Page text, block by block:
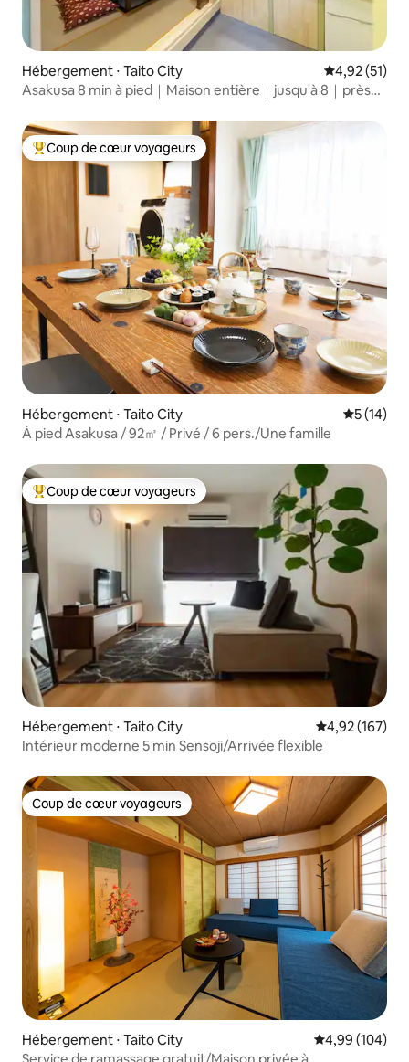
Hébergement ⋅ Taito City Évaluation
4,92 (51)
Asakusa 8 min à pied｜Maison entière｜jusqu'à 8｜près
Coups de cœur voyageurs les plus appréciés
Coup de cœur voyageurs
Hébergement ⋅ Taito City
5 (14)
À pied Asakusa / 92㎡ / Privé / 6 pers./Une famille
Coups de cœur voyageurs les plus appréciés
Coup de cœur voyageurs
Hébergement ⋅ Taito City Évaluation
4,92 (167)
Intérieur moderne 5 min Sensoji/Arrivée flexible
Coup de cœur voyageurs
Coup de cœur voyageurs
Hébergement ⋅ Taito City Évaluation
4,99 (104)